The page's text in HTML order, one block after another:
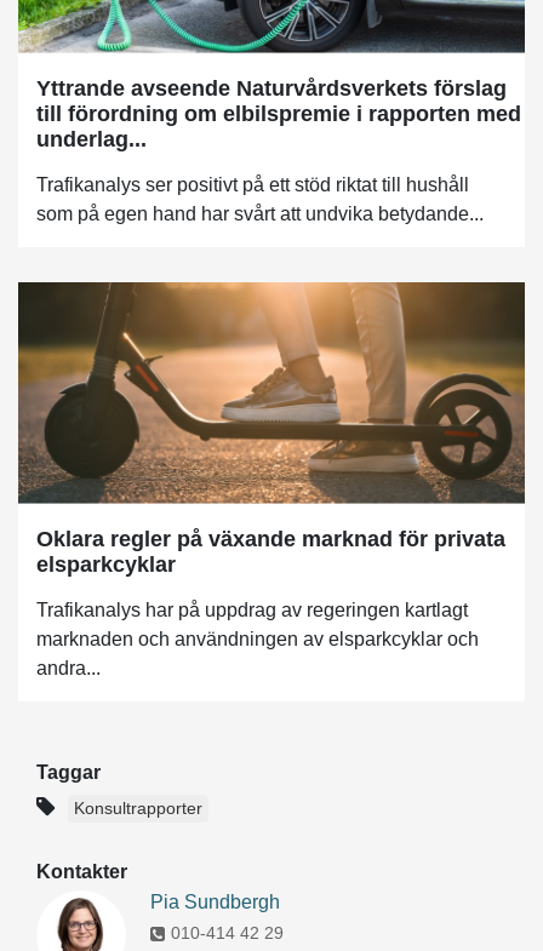
Yttrande avseende Naturvårdsverkets förslag
till förordning om elbilspremie i rapporten med
underlag...
Trafikanalys ser positivt på ett stöd riktat till hushåll
som på egen hand har svårt att undvika betydande...
Oklara regler på växande marknad för privata
elsparkcyklar
Trafikanalys har på uppdrag av regeringen kartlagt
marknaden och användningen av elsparkcyklar och
andra...
Taggar
Konsultrapporter
Kontakter
Pia Sundbergh
010-414 42 29